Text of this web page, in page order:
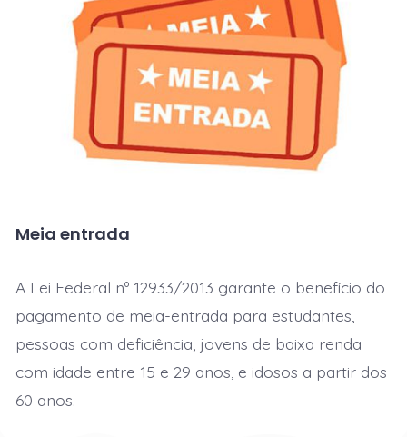
Meia entrada
A Lei Federal nº 12933/2013 garante o benefício do
pagamento de meia-entrada para estudantes,
pessoas com deficiência, jovens de baixa renda
com idade entre 15 e 29 anos, e idosos a partir dos
60 anos.